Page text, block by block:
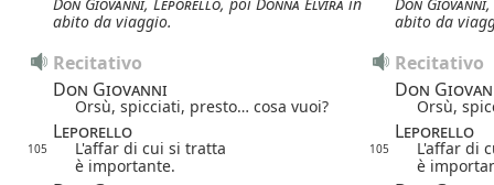
abito da viaggio.
abito da
Recitativo
Recitativo
Don Giovanni
Don
Orsù, spicciati, presto… cosa vuoi? Orsù,
Leporello Leporello
105 L'affar di cui si tratta 105
L'affar di
è importante.
è